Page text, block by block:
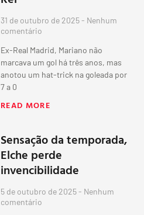
31 de outubro de 2025 Nenhum
comentário
Ex-Real Madrid, Mariano não
marcava um gol há três anos, mas
anotou um hat-trick na goleada por
7 a 0
READ MORE
Sensação da temporada,
Elche perde
invencibilidade
5 de outubro de 2025 Nenhum
comentário